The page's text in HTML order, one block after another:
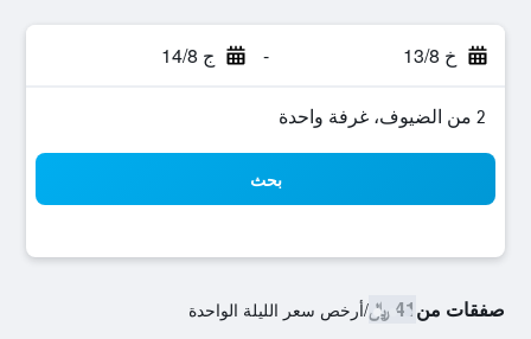
خ 13/8 - ج 14/8
2 من الضيوف، غرفة واحدة
بحث
صفقات من41 ﷼ /أرخص سعر الليلة الواحدة